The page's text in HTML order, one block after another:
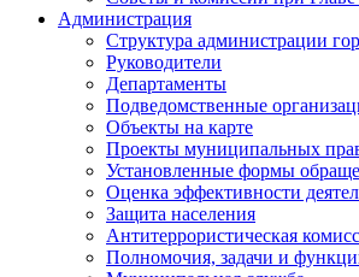
Администрация
Структура администрации
Руководители
Департаменты
Подведомственные
Объекты на карте
Проекты муниципальных
Установленные формы
Оценка эффективности
Защита населения
Антитеррористическая
Полномочия, задачи и